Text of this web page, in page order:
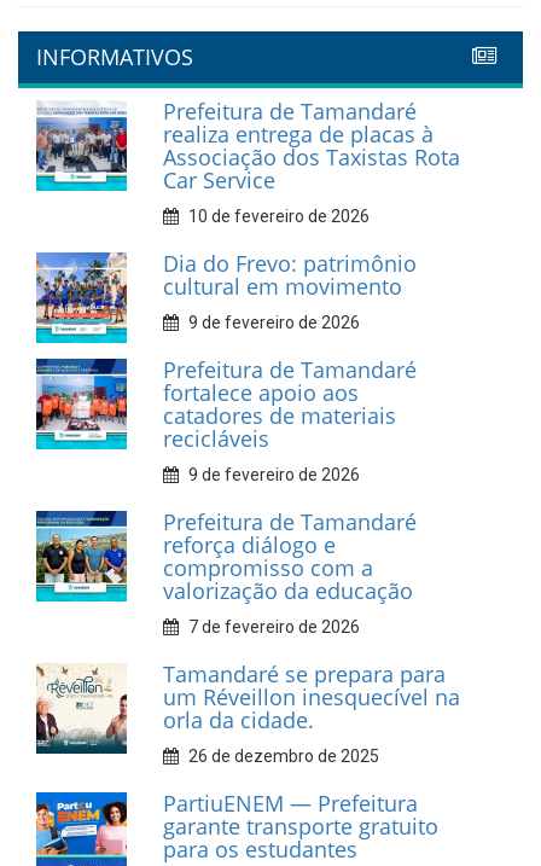
INFORMATIVOS
Prefeitura de Tamandaré
realiza entrega de placas à
Associação dos Taxistas Rota
Car Service
10 de fevereiro de 2026
Dia do Frevo: patrimônio
cultural em movimento
9 de fevereiro de 2026
Prefeitura de Tamandaré
fortalece apoio aos
catadores de materiais
recicláveis
9 de fevereiro de 2026
Prefeitura de Tamandaré
reforça diálogo e
compromisso com a
valorização da educação
7 de fevereiro de 2026
Tamandaré se prepara para
um Réveillon inesquecível na
orla da cidade.
26 de dezembro de 2025
PartiuENEM — Prefeitura
garante transporte gratuito
para os estudantes